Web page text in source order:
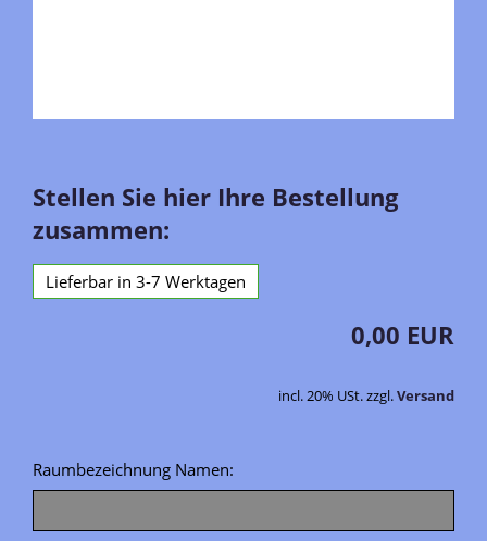
Stellen Sie hier Ihre Bestellung
zusammen:
Lieferbar in 3-7 Werktagen
0,00 EUR
incl. 20% USt. zzgl.Versand
Raumbezeichnung Namen: